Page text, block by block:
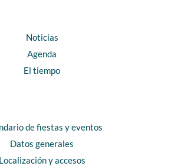
Noticias
Agenda
El tiempo
de fiestas y eventos
Datos generales
Localización y accesos